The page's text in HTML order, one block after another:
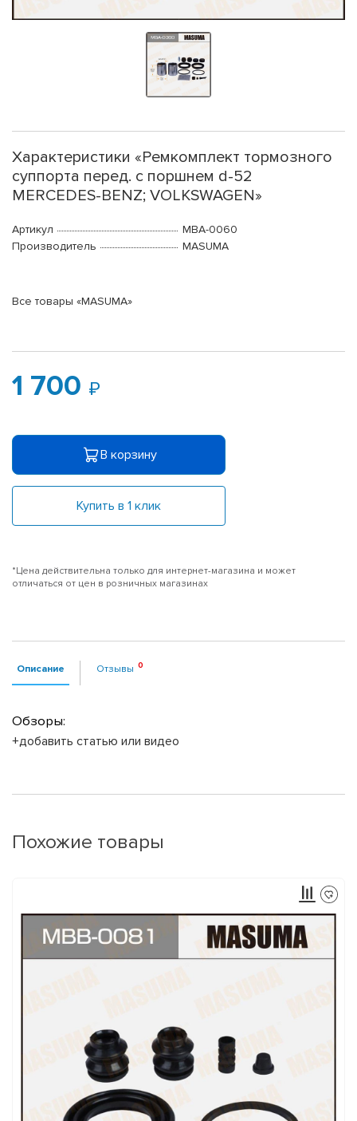
Характеристики «Ремкомплект тормозного
суппорта перед. с поршнем d-52
MERCEDES-BENZ; VOLKSWAGEN»
Артикул
MBA-0060
Производитель
MASUMA
Все товары «MASUMA»
1 700
В корзину
Купить в 1 клик
*Цена действительна только для интернет-магазина и может
отличаться от цен в розничных магазинах
Описание Отзывы
Обзоры:
+добавить статью или видео
Похожие товары